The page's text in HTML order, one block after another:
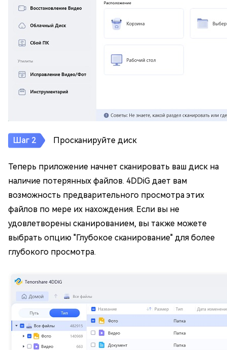
Просканируйте диск
Теперь приложение начнет сканировать ваш диск на
наличие потерянных файлов. 4DDiG дает вам
возможность предварительного просмотра этих
файлов по мере их нахождения. Если вы не
удовлетворены сканированием, вы также можете
выбрать опцию "Глубокое сканирование" для более
глубокого просмотра.